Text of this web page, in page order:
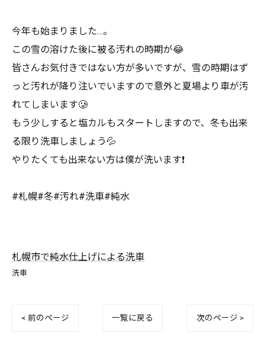
今年も始まりました…。
この雪の溶けた後に被る汚れの時期が😂
皆さんお気付きではない方が多いですが、雪の時期はず
っと汚れが降り注いでいますので意外と夏場より車が汚
れてしまいます🥲
もう少しすると塩カルもスタートしますので、冬も出来
る限り洗車しましょう💦
やりたくても出来ない方は僕が洗います❗️
#札幌#冬#汚れ#洗車#純水
札幌市で純水仕上げによる洗車
洗車
< 前のページ 一覧に戻る 次のページ >